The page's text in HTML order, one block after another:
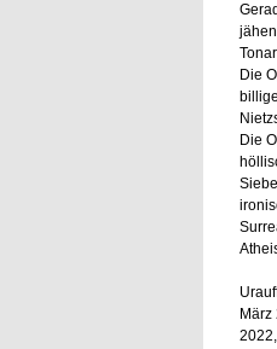
Die
Die
März